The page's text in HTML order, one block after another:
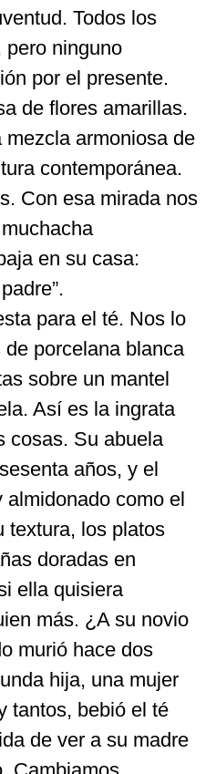
Todos los
pero ninguno
por el presente.
de flores amarillas.
armoniosa de
contemporánea.
Con esa mirada nos
en su casa:
para el té. Nos lo
porcelana blanca
sobre un mantel
Así es la ingrata
cosas. Su abuela
años, y el
almidonado como el
textura, los platos
doradas en
ella quisiera
más. ¿A su novio
murió hace dos
hija, una mujer
tantos, bebió el té
de ver a su madre